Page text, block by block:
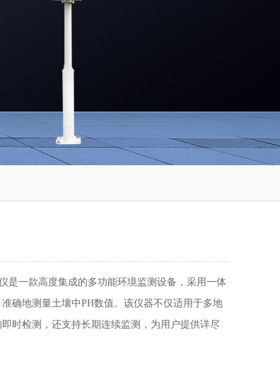
是一款高度集成的多功能环境监测设备，采用一体
确地测量土壤中PH数值。该仪器不仅适用于多地
时检测，还支持长期连续监测，为用户提供详尽